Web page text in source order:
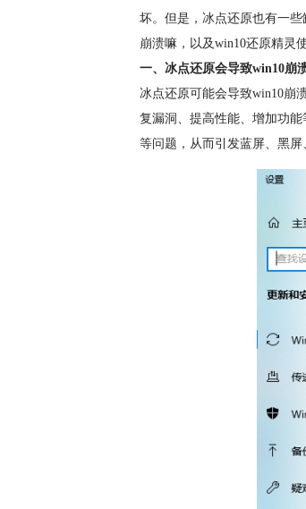
坏。但是，冰点还原也有一
崩溃嘛，以及win10还原精灵
一、冰点还原会导致win10崩
冰点还原可能会导致win10崩
复漏洞、提高性能、增加功
等问题，从而引发蓝屏、黑屏